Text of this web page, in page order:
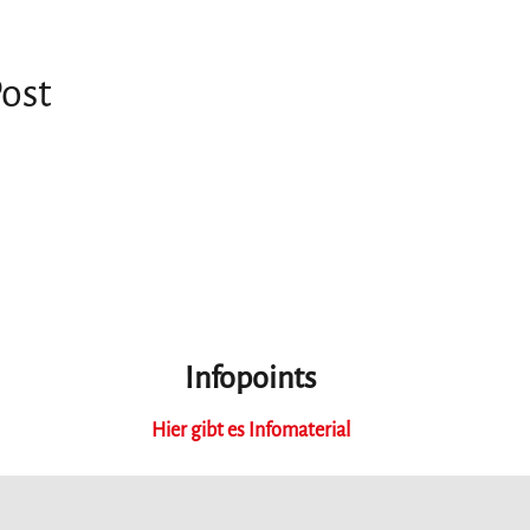
Infopoints
Hier gibt es Infomaterial